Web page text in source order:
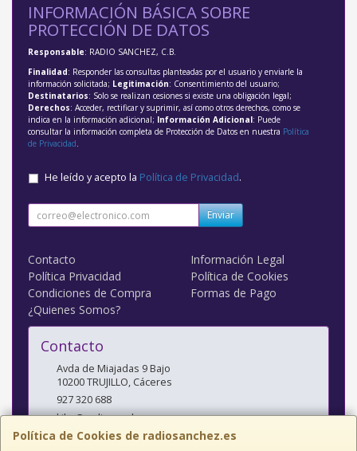
Política de Cookies de radiosanchez.es
INFORMACIÓN BÁSICA SOBRE
PROTECCIÓN DE DATOS
Responsable: RADIO SANCHEZ, C.B.
Finalidad: Responder las consultas planteadas por el usuario y enviarle la
información solicitada; Legitimación: Consentimiento del usuario;
Destinatarios: Solo se realizan cesiones si existe una obligación legal;
Derechos: Acceder, rectificar y suprimir, así como otros derechos, como se
indica en la información adicional; Información Adicional: Puede
consultar la información completa de Protección de Datos en nuestra Política
de Privacidad.
He leído y acepto la Política de Privacidad.
Enviar
Contacto
Información Legal
Política Privacidad
Política de Cookies
Condiciones de Compra
Formas de Pago
¿Quienes Somos?
Contacto
Avda de Miajadas 9 Bajo
10200TRUJILLO, Cáceres
927 320 688
kiko@radiosanchez.com